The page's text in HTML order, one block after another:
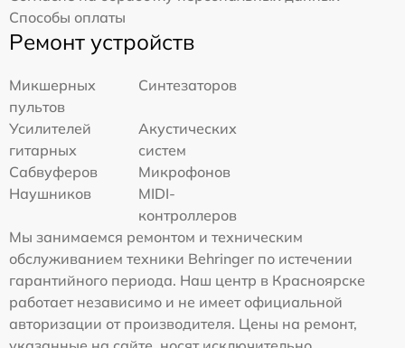
Способы оплаты
Ремонт устройств
Микшерных
пультов
Синтезаторов
Усилителей
гитарных
Акустических
систем
Сабвуферов
Микрофонов
Наушников
MIDI-
контроллеров
Мы занимаемся ремонтом и техническим
обслуживанием техники Behringer по истечении
гарантийного периода. Наш центр в Красноярске
работает независимо и не имеет официальной
авторизации от производителя. Цены на ремонт,